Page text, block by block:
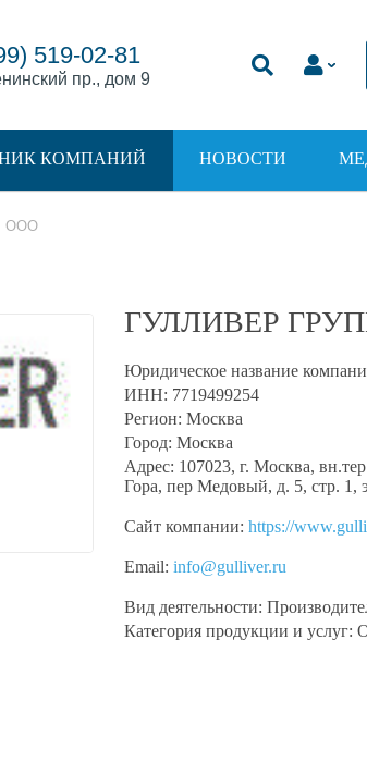
519-02-81
пр., дом 9
КОМПАНИЙ НОВОСТИ
ООО
ГУЛЛИВЕР
Юридическое название
ИНН: 7719499254
Регион: Москва
Город: Москва
Адрес: 107023, г. Москва,
Гора, пер Медовый, д. 5, стр.
Сайт компании: https://
Email: info@gulliver.ru
Вид деятельности:
Категория продукции и услуг: